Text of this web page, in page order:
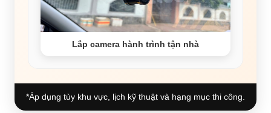
Lắp camera hành trình tận nhà
*Áp dụng tùy khu vực, lịch kỹ thuật và hạng mục thi công.